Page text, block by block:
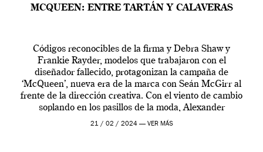
MCQUEEN: ENTRE TARTÁN Y CALAVERAS
Códigos reconocibles de la firma y Debra Shaw y
Frankie Rayder, modelos que trabajaron con el
diseñador fallecido, protagonizan la campaña de
‘McQueen’, nueva era de la marca con Seán McGirr al
frente de la dirección creativa. Con el viento de cambio
soplando en los pasillos de la moda, Alexander
McQueen se prepara para una […]
21 / 02 / 2024 — VER MÁS